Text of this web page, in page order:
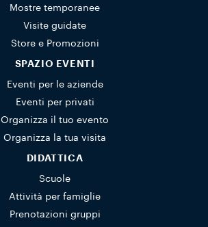
Mostre temporanee
Visite guidate
Store e Promozioni
SPAZIO EVENTI
Eventi per le aziende
Eventi per privati
Organizza il tuo evento
Organizza la tua visita
DIDATTICA
Scuole
Attività per famiglie
Prenotazioni gruppi